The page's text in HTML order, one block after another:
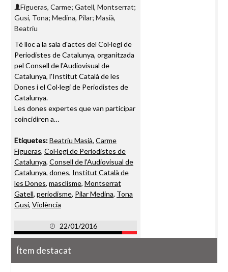
Figueras, Carme; Gatell, Montserrat;
Gusi, Tona; Medina, Pilar; Masià,
Beatriu
Té lloc a la sala d'actes del Col·legi de
Periodistes de Catalunya, organitzada
pel Consell de l'Audiovisual de
Catalunya, l'Institut Català de les
Dones i el Col·legi de Periodistes de
Catalunya.
Les dones expertes que van participar
coincidiren a…
Etiquetes:Beatriu Masià, Carme
Figueras, Col·legi de Periodistes de
Catalunya, Consell de l'Audiovisual de
Catalunya, dones, Institut Català de
les Dones, masclisme, Montserrat
Gatell, periodisme, Pilar Medina, Tona
Gusi, Violència
22/01/2016
Ítem destacat